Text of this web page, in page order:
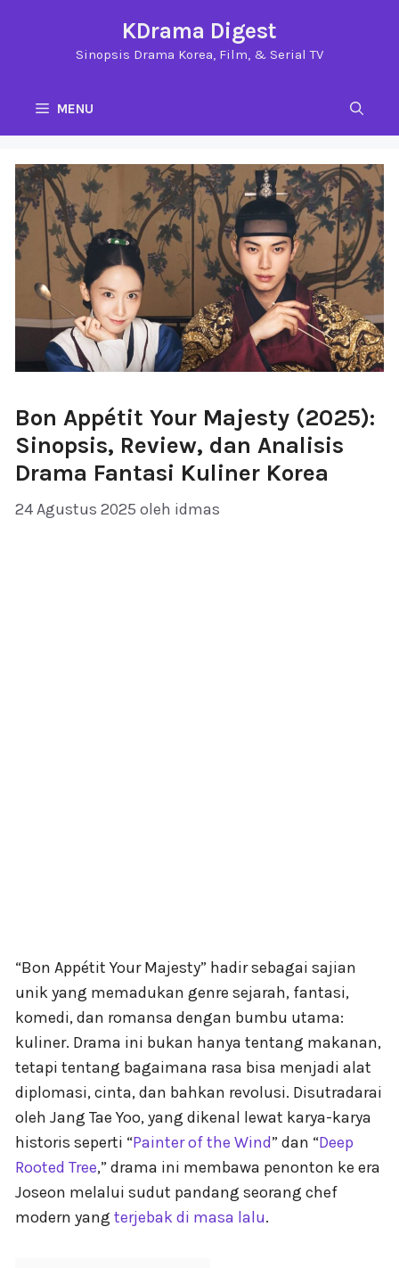
KDrama Digest
Sinopsis Drama Korea, Film, & Serial TV
MENU
Bon Appétit Your Majesty (2025):
Sinopsis, Review, dan Analisis
Drama Fantasi Kuliner Korea
24 Agustus 2025 oleh idmas
“Bon Appétit Your Majesty” hadir sebagai sajian
unik yang memadukan genre sejarah, fantasi,
komedi, dan romansa dengan bumbu utama:
kuliner. Drama ini bukan hanya tentang makanan,
tetapi tentang bagaimana rasa bisa menjadi alat
diplomasi, cinta, dan bahkan revolusi. Disutradarai
oleh Jang Tae Yoo, yang dikenal lewat karya-karya
historis seperti “Painter of the Wind” dan “Deep
Rooted Tree,” drama ini membawa penonton ke era
Joseon melalui sudut pandang seorang chef
modern yang terjebak di masa lalu.